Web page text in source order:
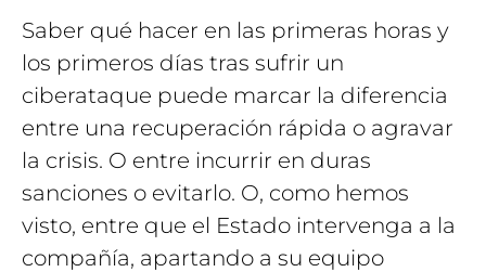
Saber qué hacer en las primeras horas y
los primeros días tras sufrir un
ciberataque puede marcar la diferencia
entre una recuperación rápida o agravar
la crisis. O entre incurrir en duras
sanciones o evitarlo. O, como hemos
visto, entre que el Estado intervenga a la
compañía, apartando a su equipo